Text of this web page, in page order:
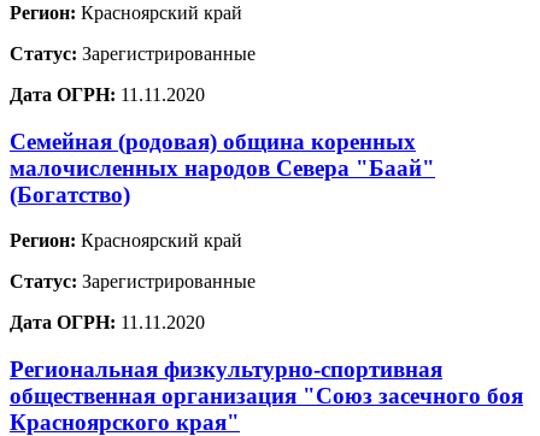
Регион: Красноярский край
Статус: Зарегистрированные
Дата ОГРН: 11.11.2020
Семейная (родовая) община коренных
малочисленных народов Севера "Баай"
(Богатство)
Регион: Красноярский край
Статус: Зарегистрированные
Дата ОГРН: 11.11.2020
Региональная физкультурно-спортивная
общественная организация "Союз засечного боя
Красноярского края"